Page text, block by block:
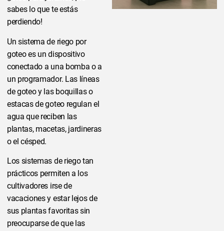
sabes lo que te estás
perdiendo!
Un sistema de riego por
goteo es un dispositivo
conectado a una bomba o a
un programador. Las líneas
de goteo y las boquillas o
estacas de goteo regulan el
agua que reciben las
plantas, macetas, jardineras
o el césped.
Los sistemas de riego tan
prácticos permiten a los
cultivadores irse de
vacaciones y estar lejos de
sus plantas favoritas sin
preocuparse de que las